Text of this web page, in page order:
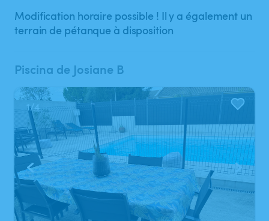
Modification horaire possible ! Il y a également un
terrain de pétanque à disposition
Piscina de Josiane B
1/4